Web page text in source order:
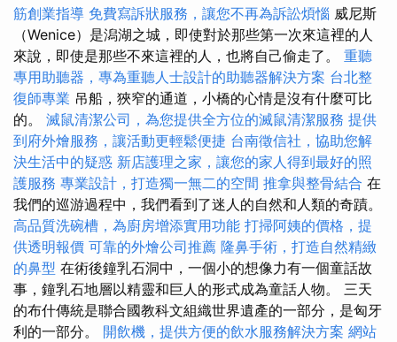
筋創業指導 免費寫訴狀服務，讓您不再為訴訟煩惱 威尼斯
（Wenice）是潟湖之城，即使對於那些第一次來這裡的人
來說，即使是那些不來這裡的人，也將自己偷走了。 重聽
專用助聽器，專為重聽人士設計的助聽器解決方案 台北整
復師專業 吊船，狹窄的通道，小橋的心情是沒有什麼可比
的。 滅鼠清潔公司，為您提供全方位的滅鼠清潔服務 提供
到府外燴服務，讓活動更輕鬆便捷 台南徵信社，協助您解
決生活中的疑惑 新店護理之家，讓您的家人得到最好的照
護服務 專業設計，打造獨一無二的空間 推拿與整骨結合 在
我們的巡游過程中，我們看到了迷人的自然和人類的奇蹟。
高品質洗碗槽，為廚房增添實用功能 打掃阿姨的價格，提
供透明報價 可靠的外燴公司推薦 隆鼻手術，打造自然精緻
的鼻型 在術後鐘乳石洞中，一個小的想像力有一個童話故
事，鐘乳石地層以精靈和巨人的形式成為童話人物。 三天
的布什傳統是聯合國教科文組織世界遺產的一部分，是匈牙
利的一部分。 開飲機，提供方便的飲水服務解決方案 網站